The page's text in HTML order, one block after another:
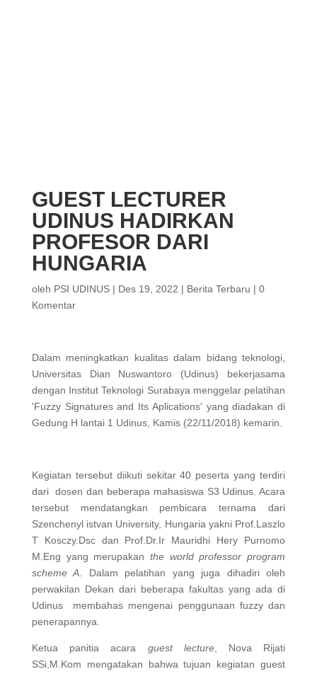
GUEST LECTURER
UDINUS HADIRKAN
PROFESOR DARI
HUNGARIA
oleh PSI UDINUS| Des 19, 2022 | Berita Terbaru | 0
Komentar
Dalam meningkatkan kualitas dalam bidang teknologi,
Universitas Dian Nuswantoro (Udinus) bekerjasama
dengan Institut Teknologi Surabaya menggelar pelatihan
'Fuzzy Signatures and Its Aplications' yang diadakan di
Gedung H lantai 1 Udinus, Kamis (22/11/2018) kemarin.
Kegiatan tersebut diikuti sekitar 40 peserta yang terdiri
dari dosen dan beberapa mahasiswa S3 Udinus. Acara
tersebut mendatangkan pembicara ternama dari
Szenchenyl istvan University, Hungaria yakni Prof.Laszlo
T Kosczy.Dsc dan Prof.Dr.Ir Mauridhi Hery Purnomo
M.Eng yang merupakan the world professor program
scheme A . Dalam pelatihan yang juga dihadiri oleh
perwakilan Dekan dari beberapa fakultas yang ada di
Udinus membahas mengenai penggunaan fuzzy dan
penerapannya.
Ketua panitia acara guest lecture, Nova Rijati
SSi,M.Kom mengatakan bahwa tujuan kegiatan guest